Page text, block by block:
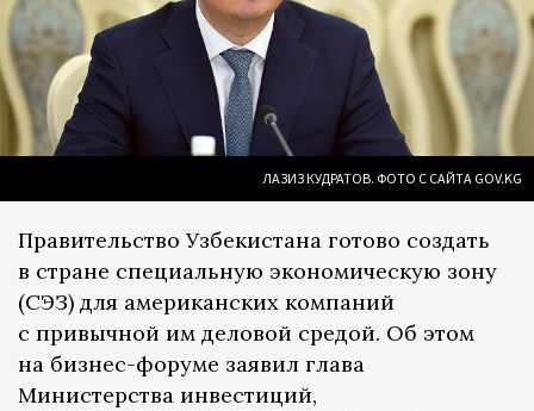
ЛАЗИЗ КУДРАТОВ. ФОТО С САЙТА GOV.KG
Правительство Узбекистана готово создать
в стране специальную экономическую зону
(СЭЗ) для американских компаний
с привычной им деловой средой. Об этом
на бизнес-форуме заявил глава
Министерства инвестиций,